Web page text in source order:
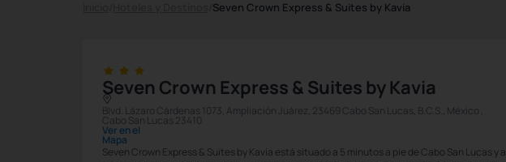
Seven Crown Express & Suites by Kavia
Seven Crown Express & Suites by Kavia
Blvd. Lázaro Cárdenas 1073, Ampliación Juárez, 23469 Cabo San Lucas, B.C.S., México ,
Cabo San Lucas 23410
Ver en el
Mapa
Seven Crown Express & Suites by Kavia está situado a 5 minutos a pie de Cabo San Lucas y a